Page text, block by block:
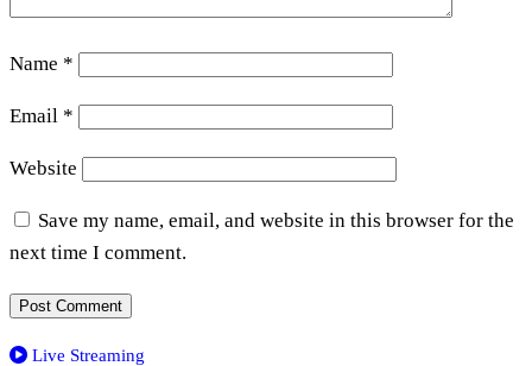
Name *
Email *
Website
Save my name, email, and website in this browser for the
next time I comment.
Live Streaming